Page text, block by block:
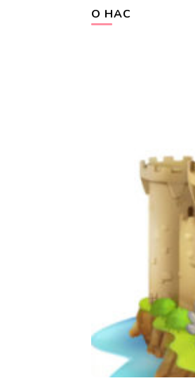
О НАС